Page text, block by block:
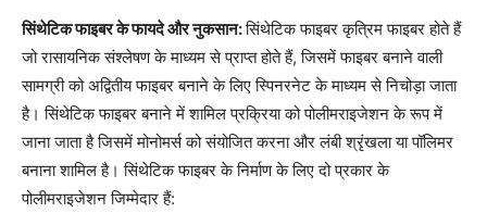
सिंथेटिक फाइबर के फायदे और नुकसान:सिंथेटिक फाइबर कृत्रिम फाइबर होते हैं
जो रासायनिक संश्लेषण के माध्यम से प्राप्त होते हैं, जिसमें फाइबर बनाने वाली
सामग्री को अद्वितीय फाइबर बनाने के लिए स्पिनरनेट के माध्यम से निचोड़ा जाता
है। सिंथेटिक फाइबर बनाने में शामिल प्रक्रिया को पोलीमराइजेशन के रूप में
जाना जाता है जिसमें मोनोमर्स को संयोजित करना और लंबी श्रृंखला या पॉलिमर
बनाना शामिल है। सिंथेटिक फाइबर के निर्माण के लिए दो प्रकार के
पोलीमराइजेशन जिम्मेदार हैं: